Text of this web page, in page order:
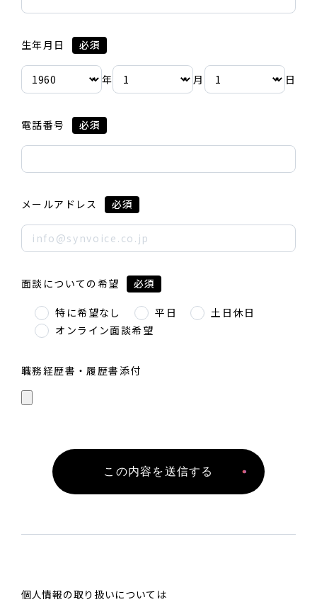
生年月日 必須
年 月 日
電話番号 必須
メールアドレス 必須
面談についての希望 必須
特に希望なし 平日
土日休日
オンライン面談希望
職務経歴書・履歴書添付
この内容を送信する
個人情報の取り扱いについては